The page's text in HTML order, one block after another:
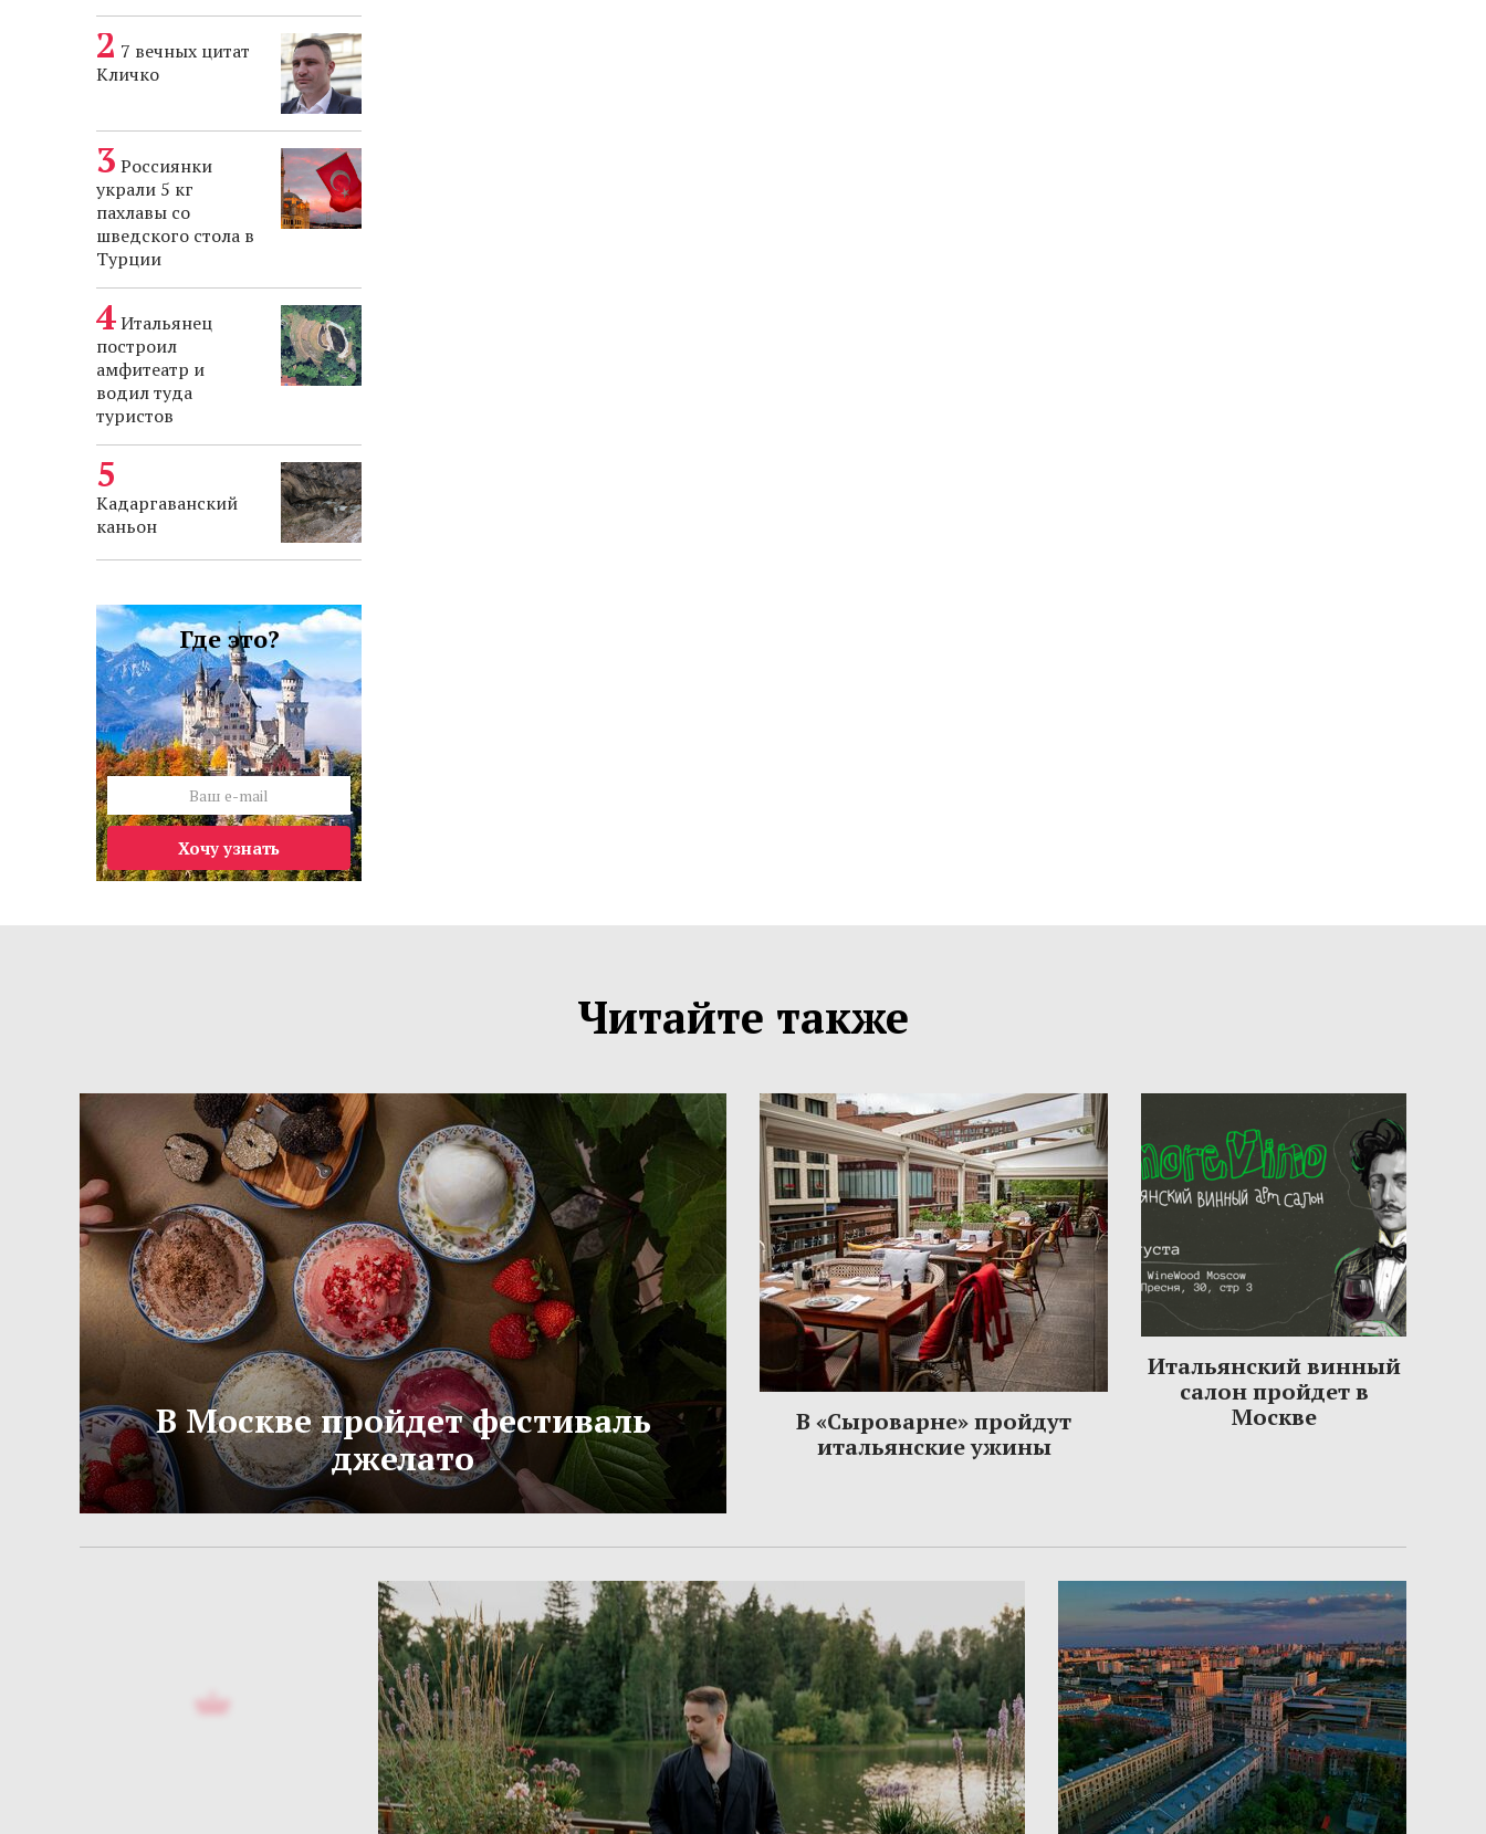
7 вечных цитат
Кличко
Россиянки
украли 5 кг
пахлавы со
шведского стола в
Турции
Итальянец
построил
амфитеатр и
водил туда
туристов
Кадаргаванский
каньон
Где это?
Хочу узнать
Читайте также
В Москве пройдет фестиваль
джелато
В «Сыроварне» пройдут
итальянские ужины
Итальянский винный
салон пройдет в
Москве